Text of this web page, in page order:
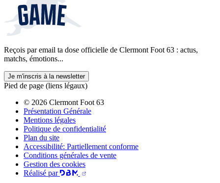
Reçois par email ta dose officielle de Clermont Foot 63 : actus,
matchs, émotions...
Je m'inscris à la newsletter
Pied de page (liens légaux)
© 2026 Clermont Foot 63
Présentation Générale
Mentions légales
Politique de confidentialité
Plan du site
Accessibilité: Partiellement conforme
Conditions générales de vente
Gestion des cookies
Réalisé par